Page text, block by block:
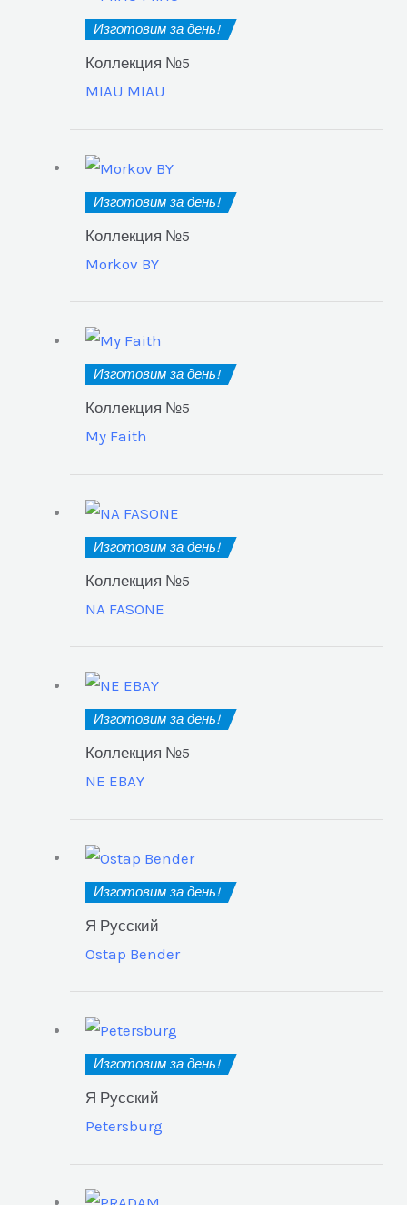
Изготовим за день!
Коллекция №5
MIAU MIAU
Изготовим за день!
Коллекция №5
Morkov BY
Изготовим за день!
Коллекция №5
My Faith
Изготовим за день!
Коллекция №5
NA FASONE
Изготовим за день!
Коллекция №5
NE EBAY
Изготовим за день!
Я Русский
Ostap Bender
Изготовим за день!
Я Русский
Petersburg